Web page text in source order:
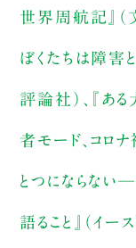
世界周航記』
ぼくたちは障害
評論社）、『
者モード、コロナ
とつにならない
語ること』（イー